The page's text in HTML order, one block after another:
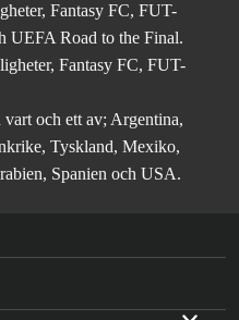
Fantasy FC, FUT-
UEFA Road to the Final.
Fantasy FC, FUT-
och ett av; Argentina,
Tyskland, Mexiko,
Spanien och USA.